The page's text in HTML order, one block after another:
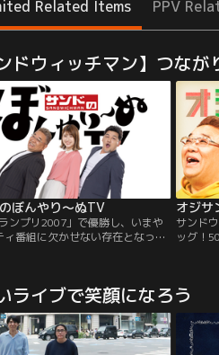
Related Items PPV
ドウィッチマン】つなが
ぼんやり～ぬTV
ランプリ2007」で優勝し、いまや
ィ番組に欠かせない存在となった
”を繰り広げる。ゆる～い構成、
ールの中、何があってもこの番組
と誓う2人が放つ冠番組！
オジサ
サンド
ッグ！
く！
ライブで笑顔になろう